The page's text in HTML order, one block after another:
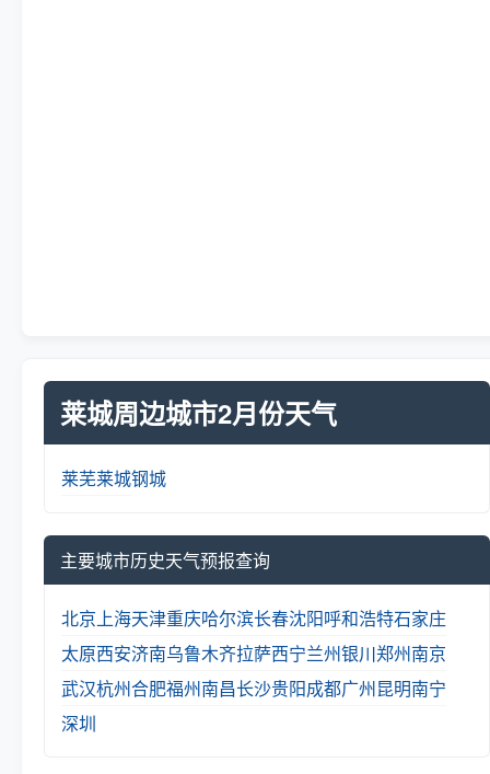
莱城周边城市2月份天气
莱芜莱城钢城
主要城市历史天气预报查询
北京 上海天津重庆哈尔滨长春沈阳呼和浩特石家庄
太原西安济南乌鲁木齐拉萨西宁兰州银川郑州南京
武汉杭州合肥福州南昌长沙贵阳成都广州昆明南宁
深圳